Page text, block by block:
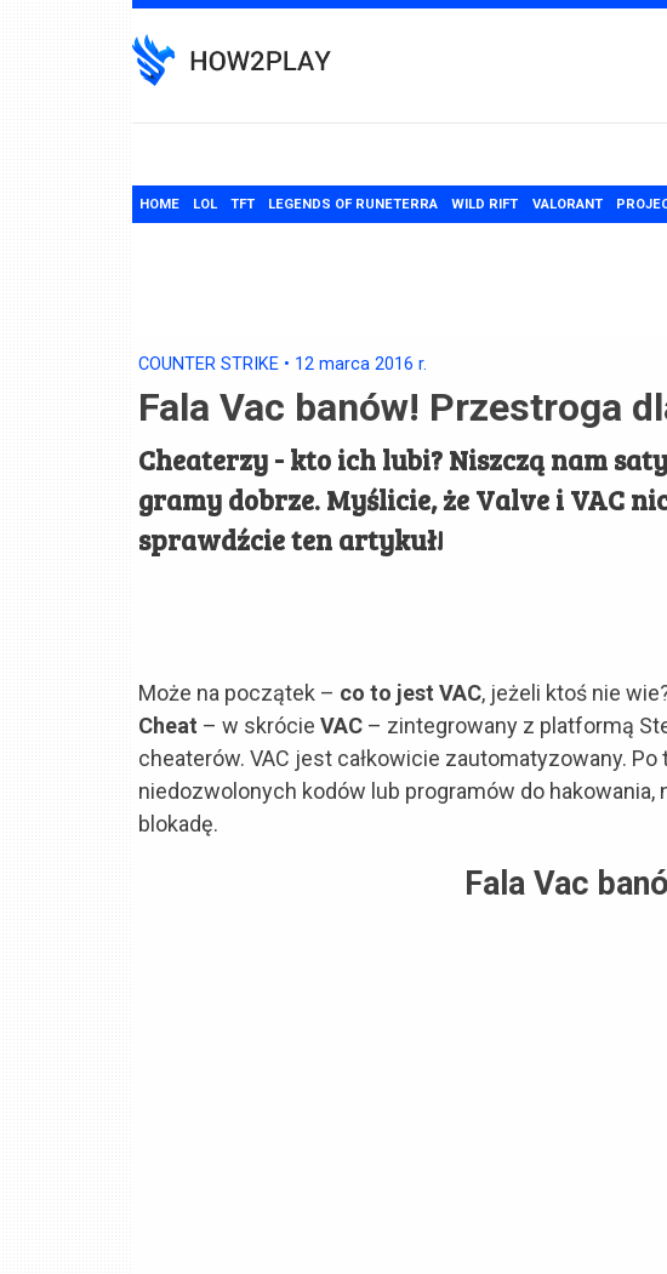
to
content
HOME LOL TFT LEGENDS OF RUNETERRA WILD RIFT VALORANT
COUNTER STRIKE • 12 marca 2016 r.
Fala Vac banów! Przestroga
Cheaterzy - kto ich lubi? Niszczą nam
gramy dobrze. Myślicie, że Valve i VAC
sprawdźcie ten artykuł!
Może na początek – co to jest VAC, jeżeli ktoś nie
Cheat – w skrócie VAC – zintegrowany z platformą
cheaterów. VAC jest całkowicie zautomatyzowany.
niedozwolonych kodów lub programów do hakowania,
blokadę.
Fala Vac